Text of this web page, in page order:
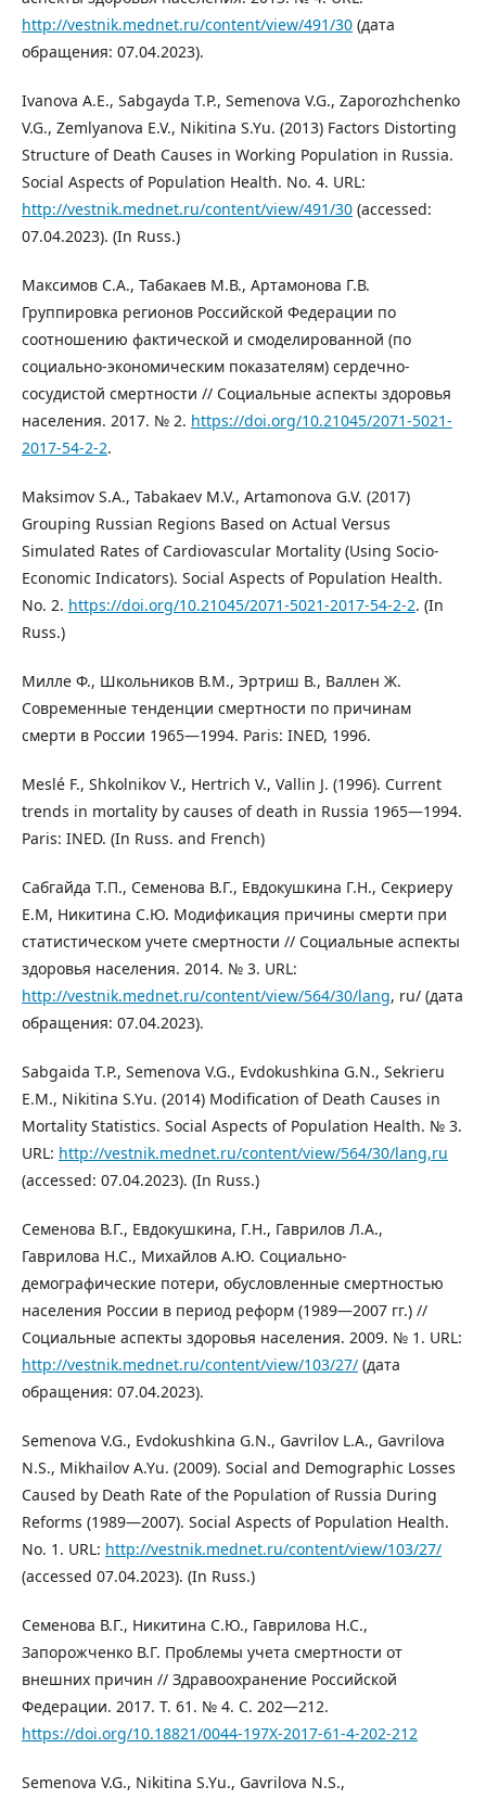
http://vestnik.mednet.ru/content/view/491/30 (дата
обращения: 07.04.2023).
Ivanova A.E., Sabgayda T.P., Semenova V.G., Zaporozhchenko
V.G., Zemlyanova E.V., Nikitina S.Yu. (2013) Factors Distorting
Structure of Death Causes in Working Population in Russia.
Social Aspects of Population Health. No. 4. URL:
http://vestnik.mednet.ru/content/view/491/30 (accessed:
07.04.2023). (In Russ.)
Максимов С.А., Табакаев М.В., Артамонова Г.В.
Группировка регионов Российской Федерации по
соотношению фактической и смоделированной (по
социально-экономическим показателям) сердечно-
сосудистой смертности // Социальные аспекты здоровья
населения. 2017. № 2. https://doi.org/10.21045/2071-5021-
2017-54-2-2.
Maksimov S.A., Tabakaev M.V., Artamonova G.V. (2017)
Grouping Russian Regions Based on Actual Versus
Simulated Rates of Cardiovascular Mortality (Using Socio-
Economic Indicators). Social Aspects of Population Health.
No. 2. https://doi.org/10.21045/2071-5021-2017-54-2-2. (In
Russ.)
Милле Ф., Школьников В.М., Эртриш В., Валлен Ж.
Современные тенденции смертности по причинам
смерти в России 1965—1994. Paris: INED, 1996.
Meslé F., Shkolnikov V., Hertrich V., Vallin J. (1996). Current
trends in mortality by causes of death in Russia 1965—1994.
Paris: INED. (In Russ. and French)
Сабгайда Т.П., Семенова В.Г., Евдокушкина Г.Н., Секриеру
Е.М, Никитина С.Ю. Модификация причины смерти при
статистическом учете смертности // Социальные аспекты
здоровья населения. 2014. № 3. URL:
http://vestnik.mednet.ru/content/view/564/30/lang, ru/ (дата
обращения: 07.04.2023).
Sabgaida T.P., Semenova V.G., Evdokushkina G.N., Sekrieru
E.M., Nikitina S.Yu. (2014) Modification of Death Causes in
Mortality Statistics. Social Aspects of Population Health. № 3.
URL: http://vestnik.mednet.ru/content/view/564/30/lang,ru
(accessed: 07.04.2023). (In Russ.)
Семенова В.Г., Евдокушкина, Г.Н., Гаврилов Л.А.,
Гаврилова Н.С., Михайлов А.Ю. Социально-
демографические потери, обусловленные смертностью
населения России в период реформ (1989—2007 гг.) //
Социальные аспекты здоровья населения. 2009. № 1. URL:
http://vestnik.mednet.ru/content/view/103/27/ (дата
обращения: 07.04.2023).
Semenova V.G., Evdokushkina G.N., Gavrilov L.A., Gavrilova
N.S., Mikhailov A.Yu. (2009). Social and Demographic Losses
Caused by Death Rate of the Population of Russia During
Reforms (1989—2007). Social Aspects of Population Health.
No. 1. URL: http://vestnik.mednet.ru/content/view/103/27/
(accessed 07.04.2023). (In Russ.)
Семенова В.Г., Никитина С.Ю., Гаврилова Н.С.,
Запорожченко В.Г. Проблемы учета смертности от
внешних причин // Здравоохранение Российской
Федерации. 2017. Т. 61. № 4. С. 202—212.
https://doi.org/10.18821/0044-197X-2017-61-4-202-212
Semenova V.G., Nikitina S.Yu., Gavrilova N.S.,